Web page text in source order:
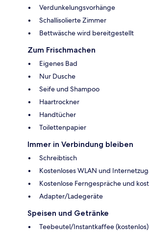
Verdunkelungsvorhänge
Schallisolierte Zimmer
Bettwäsche wird bereitgestellt
Zum Frischmachen
Eigenes Bad
Nur Dusche
Seife und Shampoo
Haartrockner
Handtücher
Toilettenpapier
Immer in Verbindung bleiben
Schreibtisch
Kostenloses WLAN und
Kostenlose Ferngespräche und
Adapter/Ladegeräte
Speisen und Getränke
Teebeutel/Instantkaffee (kostenlos)